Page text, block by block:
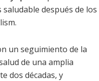
después de
un seguimiento de la
de una amplia
dos décadas, y